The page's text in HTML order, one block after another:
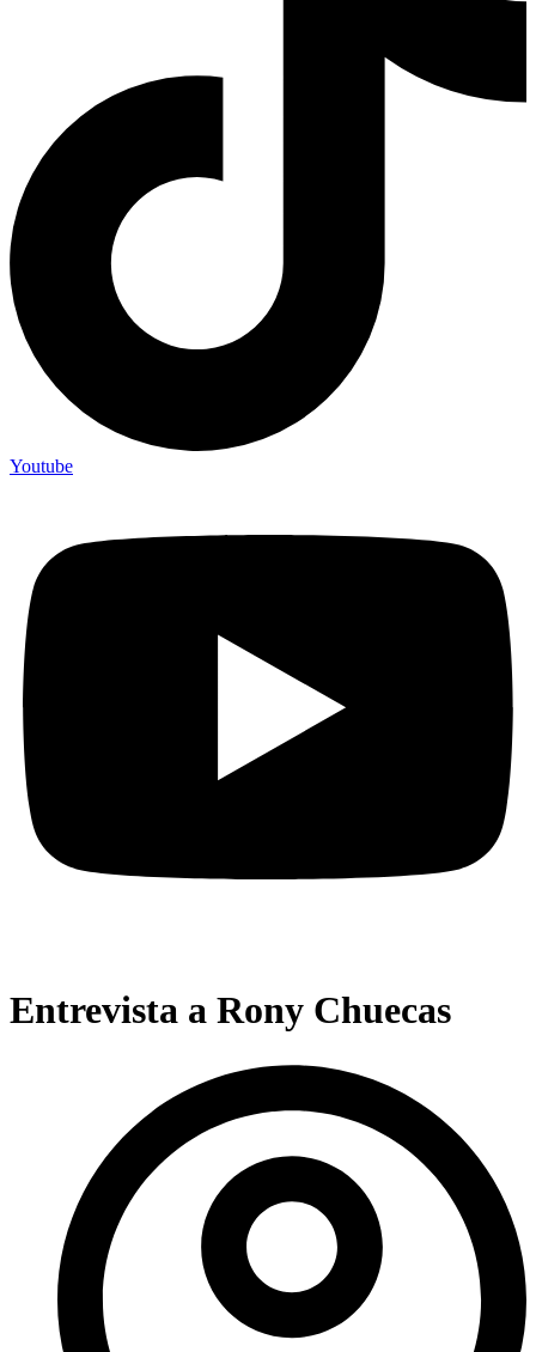
Youtube
Entrevista a Rony Chuecas